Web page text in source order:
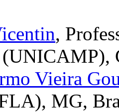
,
Vieira
MG,